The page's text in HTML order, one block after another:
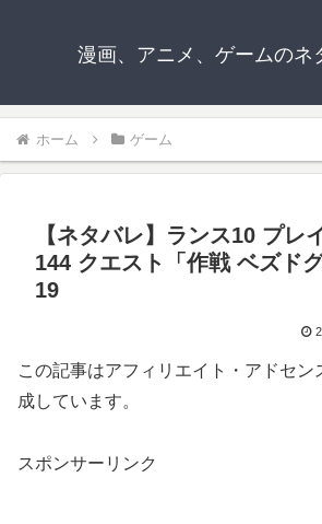
漫画、アニメ、ゲームのネ
ホーム ゲーム
【ネタバレ】ランス10 プレ
144 クエスト「作戦 ベズドグ
19
この記事はアフィリエイト・アドセン
成しています。
スポンサーリンク